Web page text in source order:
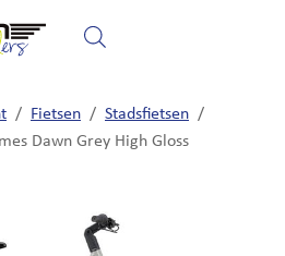
Elektrische fietsen
/ Fietsen / Stadsfietsen /
Dawn Grey High Gloss